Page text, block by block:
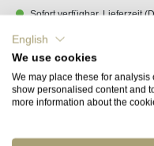
Sofort verfügbar, Lieferzeit
Produkt Anzahl:
English
We use cookies
We may place these for
show personalised content and
more information about the